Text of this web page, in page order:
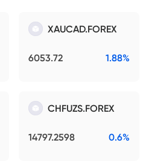
XAUCAD.FOREX
6053.72 1.88%
CHFUZS.FOREX
14797.2598 0.6%